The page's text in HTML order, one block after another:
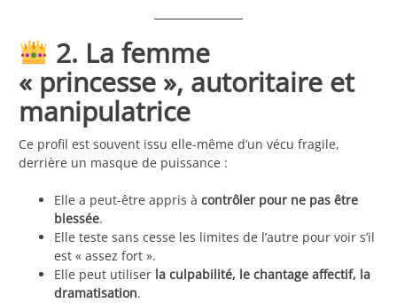
2. La femme
« princesse », autoritaire et
manipulatrice
Ce profil est souvent issu elle-même d’un vécu fragile,
derrière un masque de puissance :
Elle a peut-être appris à contrôler pour ne pas être
blessée.
Elle teste sans cesse les limites de l’autre pour voir s’il
est « assez fort ».
Elle peut utiliser la culpabilité, le chantage affectif, la
dramatisation.